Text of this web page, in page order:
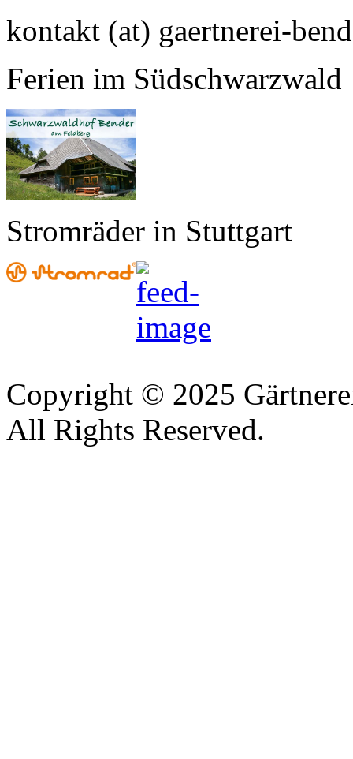
kontakt (at) gaertnerei-
Ferien im Südschwarzwald
Stromräder in Stuttgart
Copyright © 2025
All Rights Reserved.